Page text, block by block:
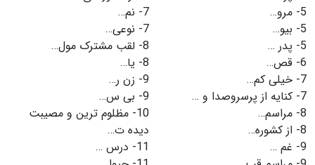
5- مرو…
5- بیو…
5- پدر …
6- قص…
7- خیلی کم…
7- کنایه از پرسروصدا و …
8- مراسم…
8- از کشوره…
9- غم …
7- نم…
7- نوعی…
8- لقب مشترک مول…
8- یا…
9- زن ر…
9- بی س…
10- مظلوم ترین و مصیبت
دیده ت…
11- درس …